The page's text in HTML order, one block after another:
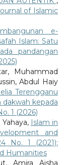
of Islamic
e-
Islam: Satu
pandangan
Muhammad
Abdul Haiy
Terengganu
kepada
1 (2026)
Islam in
and
No. 1 (2021):
Humanities
Amira Aisha